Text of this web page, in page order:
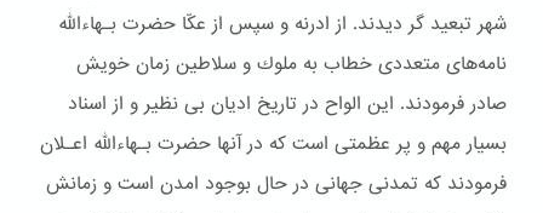
شهر تبعيد گر ديدند. از ادرنه و سپس از عکّا حضرت بـهاءالله
نامه‌های متعددی خطاب به ملوك و سلاطین زمان خویش
صادر فرمودند. این الواح در تاریخ ادیان بی نظیر و از اسناد
بسیار مهم و پر عظمتی است که در آنها حضرت بـهاءالله اعـلان
فرمودند که تمدنی جهانی در حال بوجود امدن است و زمانش